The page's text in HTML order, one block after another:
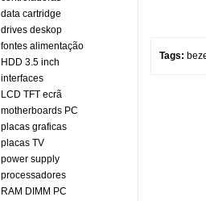
data cartridge
drives deskop
fontes alimentação
HDD 3.5 inch
interfaces
LCD TFT ecrã
motherboards PC
placas graficas
placas TV
power supply
processadores
RAM DIMM PC
Tags: